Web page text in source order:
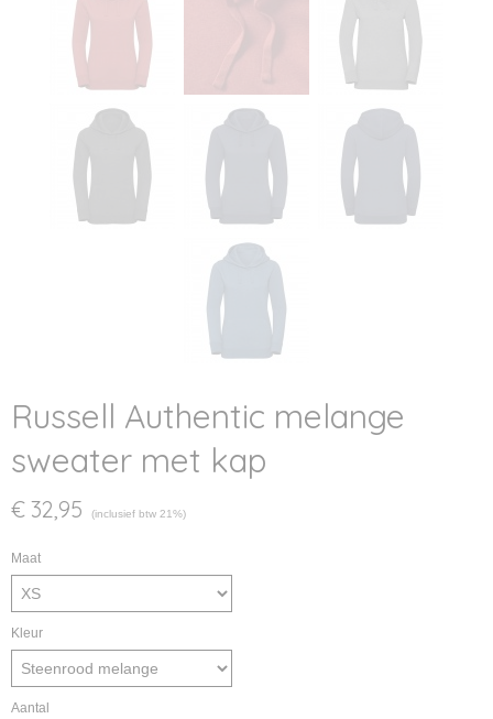
Russell Authentic melange
sweater met kap
€ 32,95 (inclusief btw 21%)
Maat
Kleur
Aantal